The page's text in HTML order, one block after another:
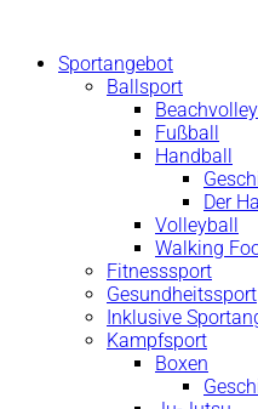
springenSportangebot
Ballsport
Fußball
Handball
Der
Volleyball
Walking
Fitnesssport
Gesundheitssport
Inklusive
Kampfsport
Boxen